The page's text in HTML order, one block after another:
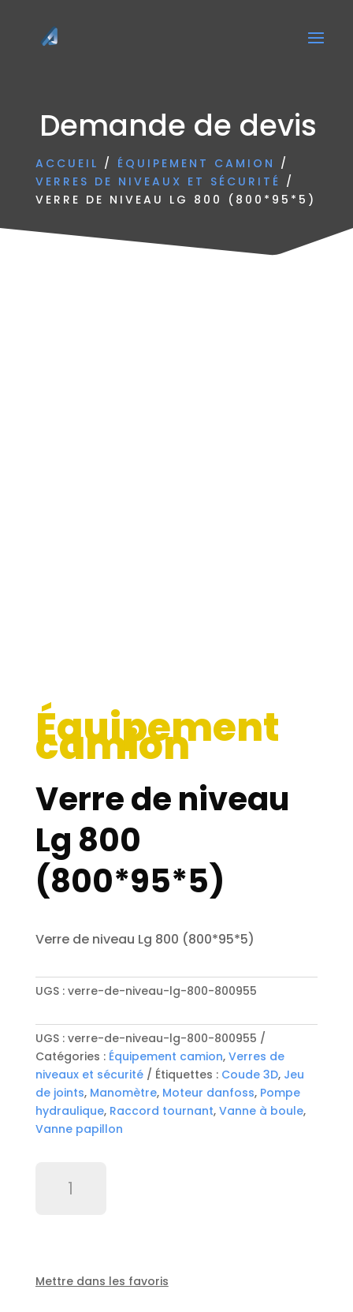
Demande de devis
ACCUEIL / ÉQUIPEMENT CAMION /
VERRES DE NIVEAUX ET SÉCURITÉ /
VERRE DE NIVEAU LG 800 (800*95*5)
Équipement
camion
Verre de niveau
Lg 800
(800*95*5)
Verre de niveau Lg 800 (800*95*5)
UGS : verre-de-niveau-lg-800-800955
UGS : verre-de-niveau-lg-800-800955
Catégories : Équipement camion, Verres de
niveaux et sécurité
Étiquettes : Coude 3D, Jeu
de joints, Manomètre, Moteur danfoss, Pompe
hydraulique, Raccord tournant, Vanne à boule,
Vanne papillon
800
Mettre dans les favoris